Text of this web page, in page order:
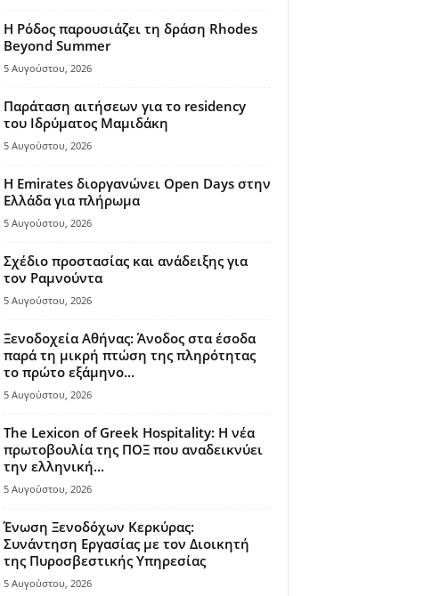
Η Ρόδος παρουσιάζει τη δράση Rhodes
Beyond Summer
5 Αυγούστου, 2026
Παράταση αιτήσεων για το residency
του Ιδρύματος Μαμιδάκη
5 Αυγούστου, 2026
Η Emirates διοργανώνει Open Days στην
Ελλάδα για πλήρωμα
5 Αυγούστου, 2026
Σχέδιο προστασίας και ανάδειξης για
τον Ραμνούντα
5 Αυγούστου, 2026
Ξενοδοχεία Αθήνας: Άνοδος στα έσοδα
παρά τη μικρή πτώση της πληρότητας
το πρώτο εξάμηνο...
5 Αυγούστου, 2026
The Lexicon of Greek Hospitality: Η νέα
πρωτοβουλία της ΠΟΞ που αναδεικνύει
την ελληνική...
5 Αυγούστου, 2026
Ένωση Ξενοδόχων Κερκύρας:
Συνάντηση Εργασίας με τον Διοικητή
της Πυροσβεστικής Υπηρεσίας
5 Αυγούστου, 2026